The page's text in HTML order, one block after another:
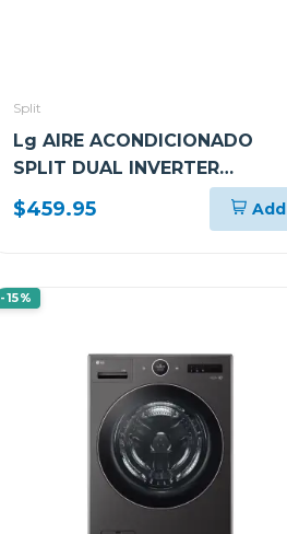
Split
Lg AIRE ACONDICIONADO
SPLIT DUAL INVERTER
12000BTU KW MANAGER
THINQ VM122C
$459.95 Add
-15%